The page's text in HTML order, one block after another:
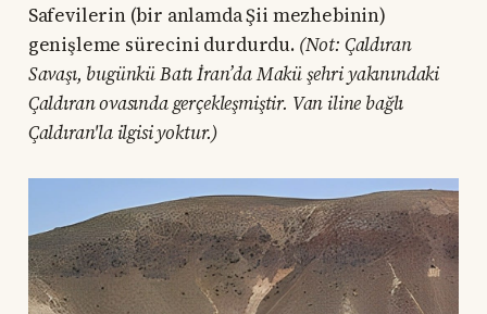
Safevilerin (bir anlamda Şii mezhebinin)
genişleme sürecini durdurdu. (Not: Çaldıran
Savaşı, bugünkü Batı İran’da Makü şehri yakınındaki
Çaldıran ovasında gerçekleşmiştir. Van iline bağlı
Çaldıran'la ilgisi yoktur.)